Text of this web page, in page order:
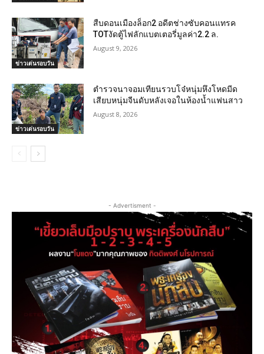
ข่าวเด่นรอบวัน
สืบดอนเมืองล็อก2 อดีตช่างซับคอนแทรค
TOTงัดตู้ไฟลักแบตเตอรี่มูลค่า2.2 ล.
August 9, 2026
ข่าวเด่นรอบวัน
ตำรวจนาจอมเทียนรวบโจ๋หนุ่มหึงโหดมีด
เสียบหนุ่มจีนดับหลังเจอในห้องน้ำแฟนสาว
August 8, 2026
- Advertisment -